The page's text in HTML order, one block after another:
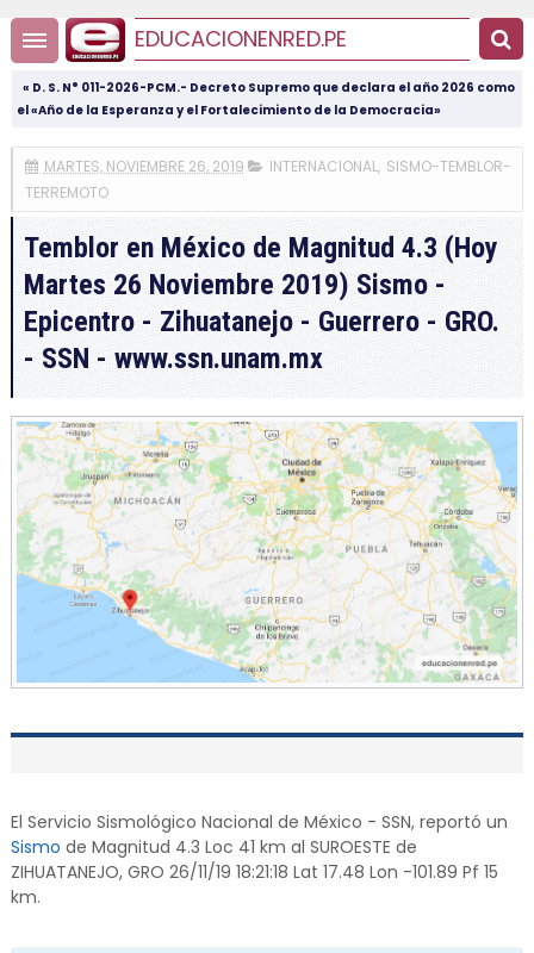
EDUCACIONENRED.PE
« D. S. N° 011-2026-PCM.- Decreto Supremo que declara el año 2026 como
el «Año de la Esperanza y el Fortalecimiento de la Democracia»
MARTES, NOVIEMBRE 26, 2019 INTERNACIONAL, SISMO-TEMBLOR-
TERREMOTO
Temblor en México de Magnitud 4.3 (Hoy
Martes 26 Noviembre 2019) Sismo -
Epicentro - Zihuatanejo - Guerrero - GRO.
- SSN - www.ssn.unam.mx
El Servicio Sismológico Nacional de México - SSN, reportó un
Sismo de Magnitud 4.3 Loc 41 km al SUROESTE de
ZIHUATANEJO, GRO 26/11/19 18:21:18 Lat 17.48 Lon -101.89 Pf 15
km.